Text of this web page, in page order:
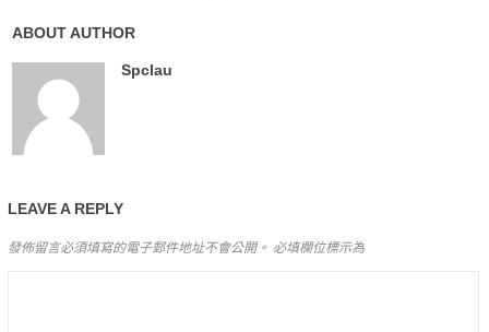
ABOUT AUTHOR
Spclau
LEAVE A REPLY
發佈留言必須填寫的電子郵件地址不會公開。 必填欄位標示為